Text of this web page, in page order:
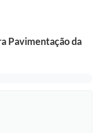
Pavimentação da